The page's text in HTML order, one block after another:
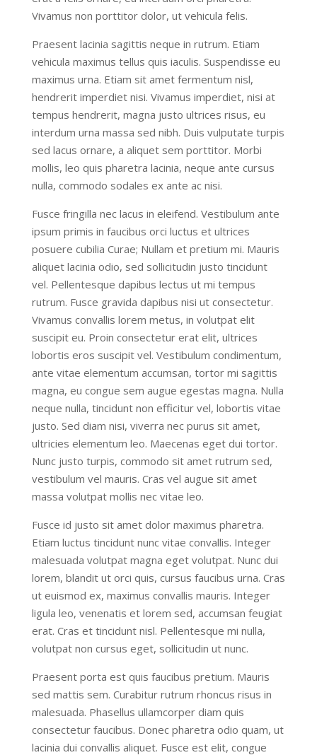
Vivamus non porttitor dolor, ut vehicula felis.
Praesent lacinia sagittis neque in rutrum. Etiam
vehicula maximus tellus quis iaculis. Suspendisse eu
maximus urna. Etiam sit amet fermentum nisl,
hendrerit imperdiet nisi. Vivamus imperdiet, nisi at
tempus hendrerit, magna justo ultrices risus, eu
interdum urna massa sed nibh. Duis vulputate turpis
sed lacus ornare, a aliquet sem porttitor. Morbi
mollis, leo quis pharetra lacinia, neque ante cursus
nulla, commodo sodales ex ante ac nisi.
Fusce fringilla nec lacus in eleifend. Vestibulum ante
ipsum primis in faucibus orci luctus et ultrices
posuere cubilia Curae; Nullam et pretium mi. Mauris
aliquet lacinia odio, sed sollicitudin justo tincidunt
vel. Pellentesque dapibus lectus ut mi tempus
rutrum. Fusce gravida dapibus nisi ut consectetur.
Vivamus convallis lorem metus, in volutpat elit
suscipit eu. Proin consectetur erat elit, ultrices
lobortis eros suscipit vel. Vestibulum condimentum,
ante vitae elementum accumsan, tortor mi sagittis
magna, eu congue sem augue egestas magna. Nulla
neque nulla, tincidunt non efficitur vel, lobortis vitae
justo. Sed diam nisi, viverra nec purus sit amet,
ultricies elementum leo. Maecenas eget dui tortor.
Nunc justo turpis, commodo sit amet rutrum sed,
vestibulum vel mauris. Cras vel augue sit amet
massa volutpat mollis nec vitae leo.
Fusce id justo sit amet dolor maximus pharetra.
Etiam luctus tincidunt nunc vitae convallis. Integer
malesuada volutpat magna eget volutpat. Nunc dui
lorem, blandit ut orci quis, cursus faucibus urna. Cras
ut euismod ex, maximus convallis mauris. Integer
ligula leo, venenatis et lorem sed, accumsan feugiat
erat. Cras et tincidunt nisl. Pellentesque mi nulla,
volutpat non cursus eget, sollicitudin ut nunc.
Praesent porta est quis faucibus pretium. Mauris
sed mattis sem. Curabitur rutrum rhoncus risus in
malesuada. Phasellus ullamcorper diam quis
consectetur faucibus. Donec pharetra odio quam, ut
lacinia dui convallis aliquet. Fusce est elit, congue